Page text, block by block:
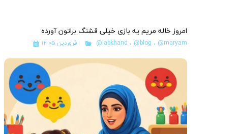
امروز خاله مریم یه بازی خیلی قشنگ براتون آورده
۱۲ فروردین ۰۵ @labkhand ، @blog ، @maryam